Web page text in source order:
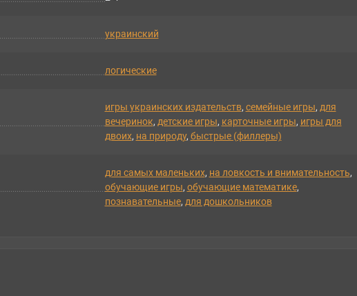
украинский
логические
игры украинских издательств, семейные игры, для
вечеринок, детские игры, карточные игры, игры для
двоих, на природу, быстрые (филлеры)
для самых маленьких, на ловкость и внимательность,
обучающие игры, обучающие математике,
познавательные, для дошкольников